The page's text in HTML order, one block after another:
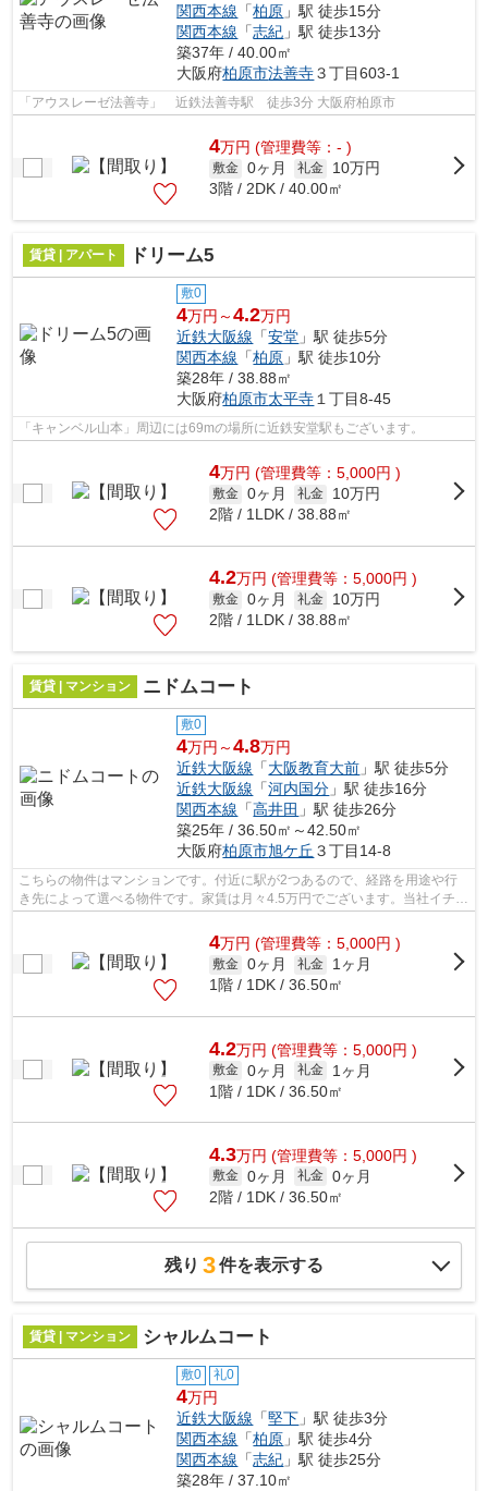
関西本線 「柏原 」駅 徒歩15分
関西本線 「志紀 」駅 徒歩13分
築37年 / 40.00㎡
大阪府柏原市法善寺３丁目603-1
「アウスレーゼ法善寺」 近鉄法善寺駅 徒歩3分 大阪府柏原市
4万円 (管理費等：- )
敷金 0ヶ月 礼金
10万円
3階 / 2DK / 40.00㎡
賃貸 | アパート ドリーム5
敷0
4万円～4.2万円
近鉄大阪線 「安堂 」駅 徒歩5分
関西本線 「柏原 」駅 徒歩10分
築28年 / 38.88㎡
大阪府柏原市太平寺 １丁目8-45
「キャンベル山本」周辺には69mの場所に近鉄安堂駅もございます。
4万円 (管理費等：5,000円 )
敷金 0ヶ月 礼金
10万円
2階 / 1LDK / 38.88㎡
4.2万円 (管理費等：5,000円 )
敷金 0ヶ月 礼金
10万円
2階 / 1LDK / 38.88㎡
賃貸 | マンション ニドムコート
敷0
4万円～4.8万円
近鉄大阪線 「大阪教育大前 」駅 徒歩5分
近鉄大阪線 「河内国分 」駅 徒歩16分
関西本線 「高井田 」駅 徒歩26分
築25年 / 36.50㎡～42.50㎡
大阪府柏原市旭ケ丘 ３丁目14-8
こちらの物件はマンションです。付近に駅が2つあるので、経路を用途や行
き先によって選べる物件です。家賃は月々4.5万円でございます。当社イチオ
シの物件の「ニドムコート」。ぜひ一...
4万円 (管理費等：5,000円 )
敷金 0ヶ月 礼金
1ヶ月
1階 / 1DK / 36.50㎡
4.2万円 (管理費等：5,000円 )
敷金 0ヶ月 礼金
1ヶ月
1階 / 1DK / 36.50㎡
4.3万円 (管理費等：5,000円 )
敷金 0ヶ月 礼金 0ヶ月
2階 / 1DK / 36.50㎡
残り 3件を表示する
賃貸 | マンション シャルムコート
敷0 礼0
4万円
近鉄大阪線 「堅下 」駅 徒歩3分
関西本線 「柏原 」駅 徒歩4分
関西本線 「志紀 」駅 徒歩25分
築28年 / 37.10㎡